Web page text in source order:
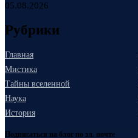
05.08.2026
Рубрики
Главная
Мистика
Тайны вселенной
Наука
История
Подписаться на блог по эл. почте